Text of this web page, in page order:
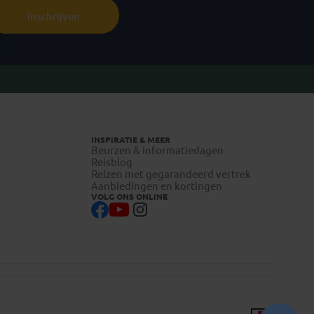
Inschrijven
INSPIRATIE & MEER
Beurzen & informatiedagen
Reisblog
Reizen met gegarandeerd vertrek
Aanbiedingen en kortingen
VOLG ONS ONLINE